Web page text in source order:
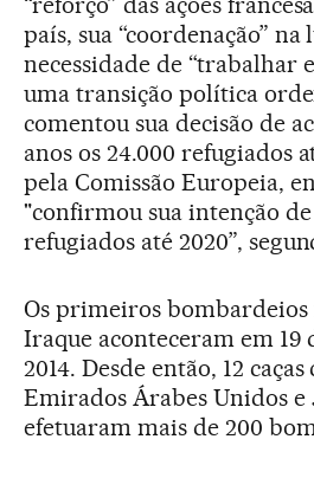
país, sua “coordenação”
necessidade de “trabalhar
uma transição política
comentou sua decisão de
anos os 24.000 refugiados
pela Comissão Europeia,
"confirmou sua intenção
refugiados até 2020”,
Os primeiros bombardeios
Iraque aconteceram em 19
2014. Desde então, 12
Emirados Árabes Unidos e
efetuaram mais de 200